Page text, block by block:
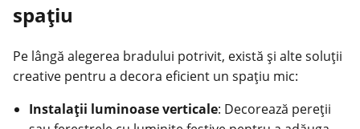
spațiu
Pe lângă alegerea bradului potrivit, există și alte soluții
creative pentru a decora eficient un spațiu mic:
Instalații luminoase verticale: Decorează pereții